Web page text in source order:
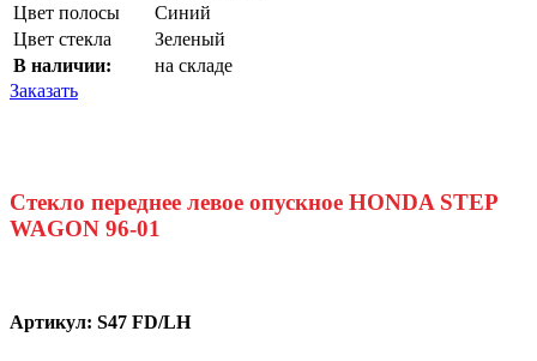
Цвет полосы
Синий
Цвет стекла
Зеленый
В наличии:
на складе
Заказать
Стекло переднее левое опускное HONDA STEP
WAGON 96-01
Артикул: S47 FD/LH